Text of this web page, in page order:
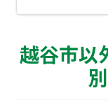
越谷市以